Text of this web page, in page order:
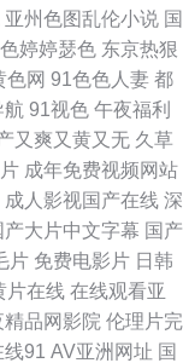
久 91午夜影院 91日本
视频直播 久久婷婷久
夜无码免费福利 日韩
在线 91饭店丝袜足交
观看高清网站 香蕉网
91 伊人久久成人网
亚州色图乱伦小说 国
婷婷瑟色 东京热狠
色网 91色色人妻 都
航 91视色 午夜福利
又爽又黄又无 久草
成年免费视频网站
成人影视国产在线 深
产大片中文字幕 国产
片 免费电影片 日韩
片在线 在线观看亚
精品网影院 伦理片完
线91 AV亚洲网址 国